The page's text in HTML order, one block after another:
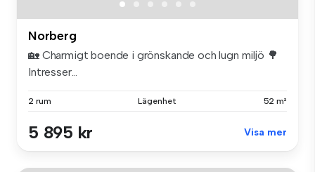
Norberg
🏡 Charmigt boende i grönskande och lugn miljö 🌳
Intresser...
2 rum Lägenhet 52 m²
5 895 kr Visa mer